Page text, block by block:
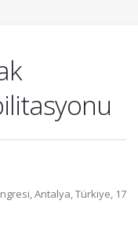
Antalya, Türkiye, 17